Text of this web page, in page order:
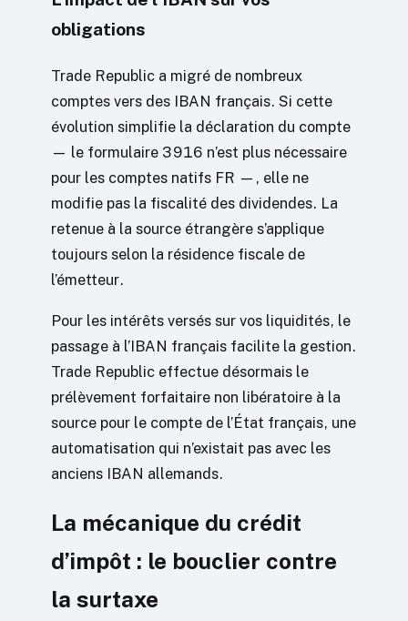
obligations
Trade Republic a migré de nombreux
comptes vers des IBAN français. Si cette
évolution simplifie la déclaration du compte
— le formulaire 3916 n’est plus nécessaire
pour les comptes natifs FR —, elle ne
modifie pas la fiscalité des dividendes. La
retenue à la source étrangère s’applique
toujours selon la résidence fiscale de
l’émetteur.
Pour les intérêts versés sur vos liquidités, le
passage à l’IBAN français facilite la gestion.
Trade Republic effectue désormais le
prélèvement forfaitaire non libératoire à la
source pour le compte de l’État français, une
automatisation qui n’existait pas avec les
anciens IBAN allemands.
La mécanique du crédit
d’impôt : le bouclier contre
la surtaxe